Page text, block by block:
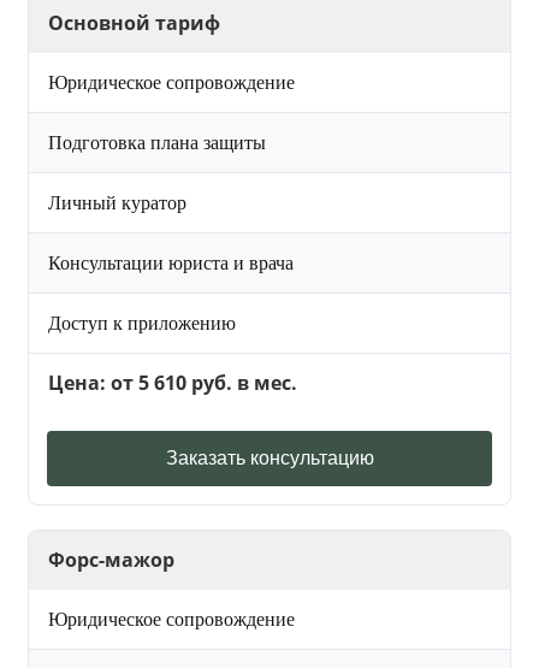
Основной тариф
Юридическое сопровождение
Подготовка плана защиты
Личный куратор
Консультации юриста и врача
Доступ к приложению
Цена: от 5 610 руб. в мес.
Заказать консультацию
Форс-мажор
Юридическое сопровождение